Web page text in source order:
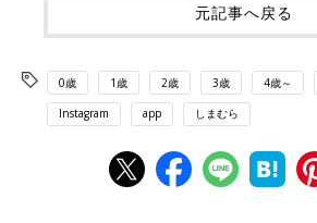
元記事へ戻る
0歳 1歳 2歳 3歳 4歳～
Instagram app しまむら